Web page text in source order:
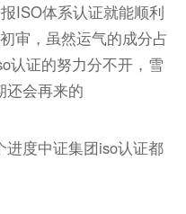
ISO体系认证就能顺利
审，虽然运气的成分占
认证的努力分不开，雪
还会再来的
度中证集团iso认证都